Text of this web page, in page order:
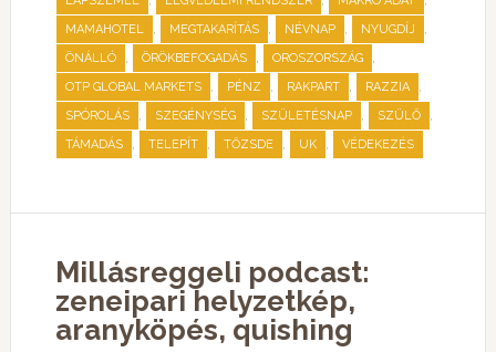
MAMAHOTEL , MEGTAKARÍTÁS , NÉVNAP , NYUGDÍJ ,
ÖNÁLLÓ , ÖRÖKBEFOGADÁS , OROSZORSZÁG ,
OTP GLOBAL MARKETS , PÉNZ , RAKPART , RAZZIA ,
SPÓROLÁS , SZEGÉNYSÉG , SZÜLETÉSNAP , SZÜLŐ ,
TÁMADÁS , TELEPÍT , TŐZSDE , UK , VÉDEKEZÉS
Millásreggeli podcast:
zeneipari helyzetkép,
aranyköpés, quishing